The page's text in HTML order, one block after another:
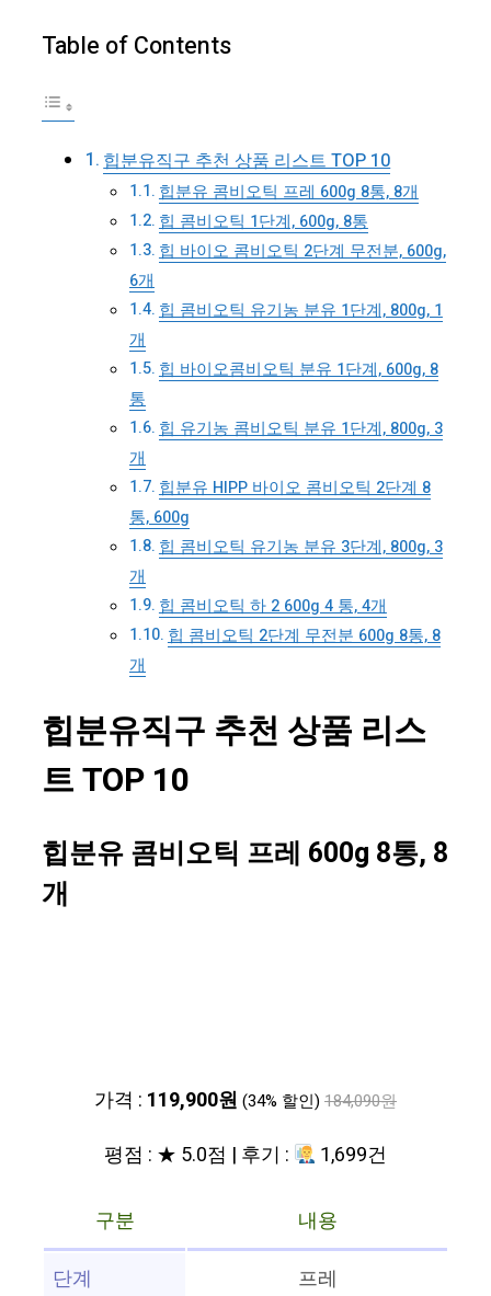
Table of Contents
힙분유직구 추천 상품 리스트 TOP 10
힙분유 콤비오틱 프레 600g 8통, 8개
힙 콤비오틱 1단계, 600g, 8통
힙 바이오 콤비오틱 2단계 무전분, 600g,
6개
힙 콤비오틱 유기농 분유 1단계, 800g, 1
개
힙 바이오콤비오틱 분유 1단계, 600g, 8
통
힙 유기농 콤비오틱 분유 1단계, 800g, 3
개
힙분유 HIPP 바이오 콤비오틱 2단계 8
통, 600g
힙 콤비오틱 유기농 분유 3단계, 800g, 3
개
힙 콤비오틱 하 2 600g 4 통, 4개
힙 콤비오틱 2단계 무전분 600g 8통, 8
개
힙분유직구 추천 상품 리스
트 TOP 10
힙분유 콤비오틱 프레 600g 8통, 8
개
가격 : 119,900원 (34% 할인) 184,090원
평점 : ★ 5.0점 | 후기 : 1,699건
구분
내용
단계
프레